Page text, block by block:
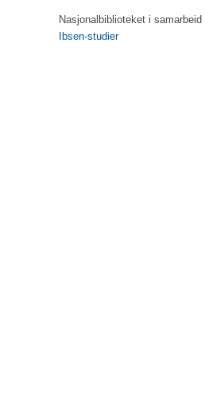
Nasjonalbiblioteket i samarbeid
Ibsen-studier